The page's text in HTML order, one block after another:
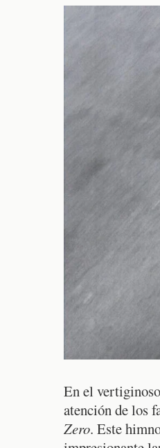
En el
atención de los
Zero. Este